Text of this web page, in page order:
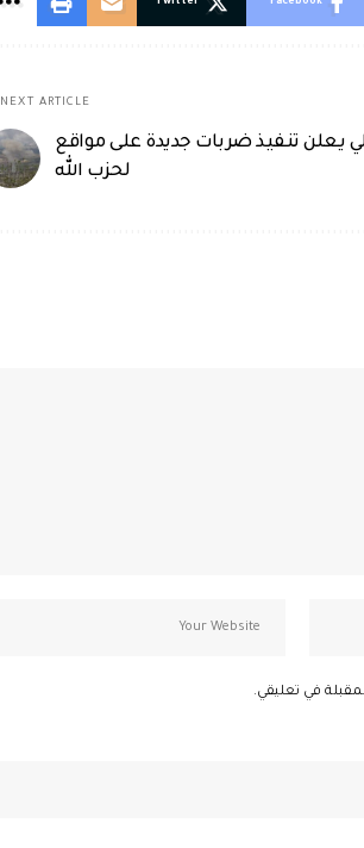
NEXT ARTICLE
يعلن تنفيذ ضربات جديدة على مواقع
لحزب الله
في تعليقي.